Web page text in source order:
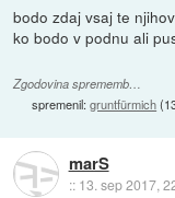
bodo zdaj vsaj te
ko bodo v podnu ali
Zgodovina sprememb…
spremenil:gruntfürmich(
marS
:: 13. sep 2017,